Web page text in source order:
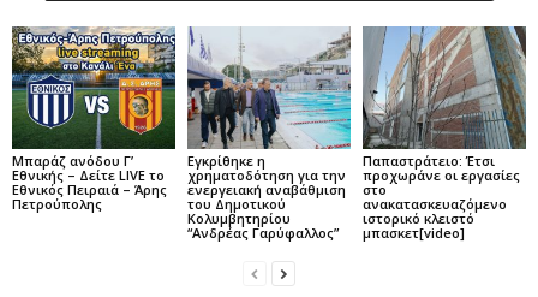
Μπαράζ ανόδου Γ’
Εθνικής – Δείτε LIVE το
Εθνικός Πειραιά – Άρης
Πετρούπολης
Εγκρίθηκε η
χρηματοδότηση για την
ενεργειακή αναβάθμιση
του Δημοτικού
Κολυμβητηρίου
“Ανδρέας Γαρύφαλλος”
Παπαστράτειο: Έτσι
προχωράνε οι εργασίες
στο
ανακατασκευαζόμενο
ιστορικό κλειστό
μπασκετ[video]